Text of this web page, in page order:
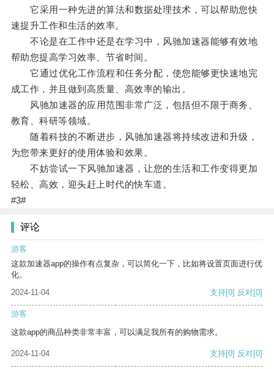
它采用一种先进的算法和数据处理技术，可以帮助您快
速提升工作和生活的效率。
不论是在工作中还是在学习中，风驰加速器能够有效地
帮助您提高学习效率、节省时间。
它通过优化工作流程和任务分配，使您能够更快速地完
成工作，并且做到高质量、高效率的输出。
风驰加速器的应用范围非常广泛，包括但不限于商务、
教育、科研等领域。
随着科技的不断进步，风驰加速器将持续改进和升级，
为您带来更好的使用体验和效果。
不妨尝试一下风驰加速器，让您的生活和工作变得更加
轻松、高效，迎头赶上时代的快车道。
#3#
评论
游客
这款加速器app的操作有点复杂，可以简化一下，比如将设置页面进行优
化。
2024-11-04
支持[0] 反对[0]
游客
这款app的商品种类非常丰富，可以满足我所有的购物需求。
2024-11-04 支持[0] 反对[0]